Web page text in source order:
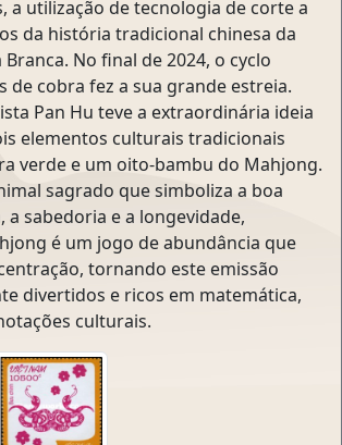
a utilização de tecnologia de corte a
da história tradicional chinesa da
Branca. No final de 2024, o cyclo
de cobra fez a sua grande estreia.
Pan Hu teve a extraordinária ideia
elementos culturais tradicionais
verde e um oito-bambu do Mahjong.
sagrado que simboliza a boa
a sabedoria e a longevidade,
é um jogo de abundância que
tornando este emissão
divertidos e ricos em matemática,
culturais.